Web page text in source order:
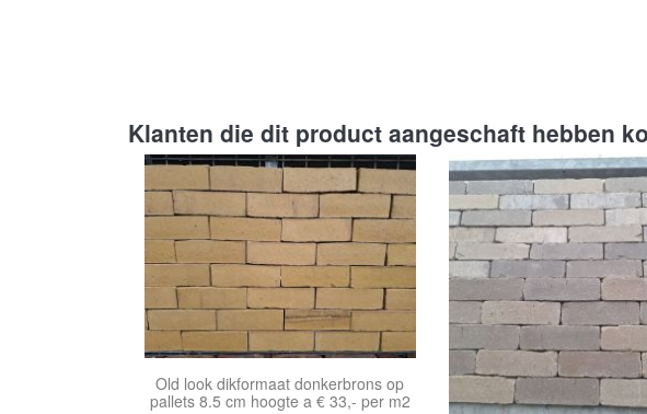
Klanten die dit product aangeschaft hebben
Old look dikformaat donkerbrons op
pallets 8.5 cm hoogte a € 33,- per m2